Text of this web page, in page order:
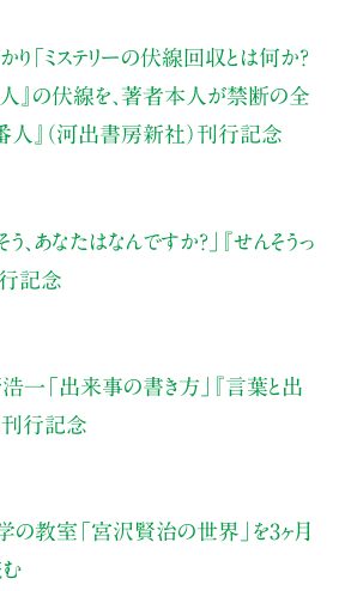
り 「ミステリーの伏線回収とは何か？
の伏線を、著者本人が禁断の全
人』（河出書房新社）刊行記念
う、あなたはなんですか？」
『せんそうっ
行記念
一 「出来事の書き方」
『言葉と出
刊行記念
学の教室 「宮沢賢治の世界」を3ヶ月
む